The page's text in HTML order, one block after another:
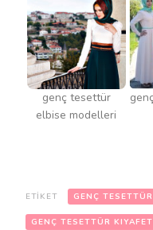
genç tesettür
elbise modelleri
ETIKET GENÇ
GENÇ TESETTÜR